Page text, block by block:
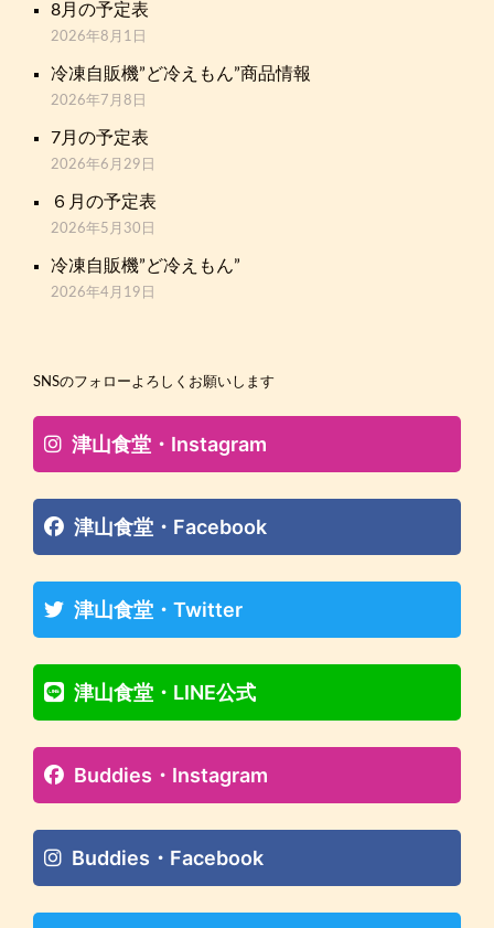
8月の予定表
2026年8月1日
冷凍自販機”ど冷えもん”商品情報
2026年7月8日
7月の予定表
2026年6月29日
６月の予定表
2026年5月30日
冷凍自販機”ど冷えもん”
2026年4月19日
SNSのフォローよろしくお願いします
津山食堂・Instagram
津山食堂・Facebook
津山食堂・Twitter
津山食堂・LINE公式
Buddies・Instagram
Buddies・Facebook